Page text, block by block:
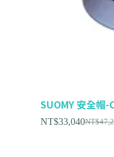
SUOMY 安全帽-
NT$
NT$33,040